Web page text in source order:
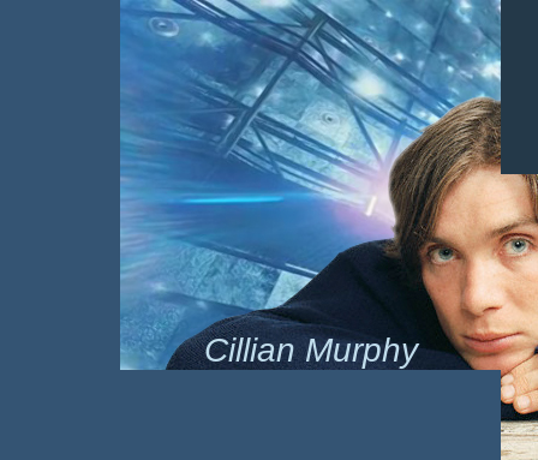
Cillian Murphy